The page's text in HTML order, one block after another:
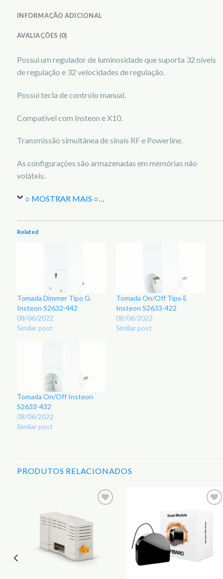
INFORMAÇÃO ADICIONAL
AVALIAÇÕES (0)
Possui um regulador de luminosidade que suporta 32 níveis
de regulação e 32 velocidades de regulação.
Possui tecla de controlo manual.
Compatível com Insteon e X10.
Transmissão simultânea de sinais RF e Powerline.
As configurações são armazenadas em memórias não
voláteis.
○ MOSTRAR MAIS ○…
Related
Tomada Dimmer Tipo G
Insteon S2632-442
08/06/2022
Similar post
Tomada On/Off Tipo E
Insteon S2633-422
08/06/2022
Similar post
Tomada On/Off Insteon
S2633-432
08/06/2022
Similar post
PRODUTOS RELACIONADOS